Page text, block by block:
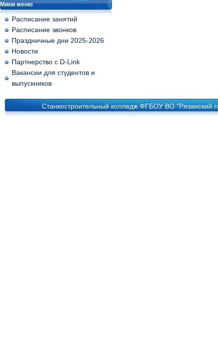
Мини меню
Расписание занятий
Расписание звонков
Праздничные дни 2025-2026
Новости
Партнерство с D-Link
Вакансии для студентов и
выпускников
Станкостроительный колледж ФГБОУ ВО "Рязанский